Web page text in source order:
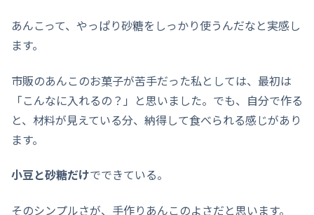
あんこって、やっぱり砂糖をしっかり使うんだなと実感し
ます。
市販のあんこのお菓子が苦手だった私としては、最初は
「こんなに入れるの？」と思いました。でも、自分で作る
と、材料が見えている分、納得して食べられる感じがあり
ます。
小豆と砂糖だけでできている。
そのシンプルさが、手作りあんこのよさだと思います。